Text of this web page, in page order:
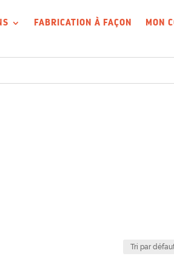
FABRICATION À FAÇON MON